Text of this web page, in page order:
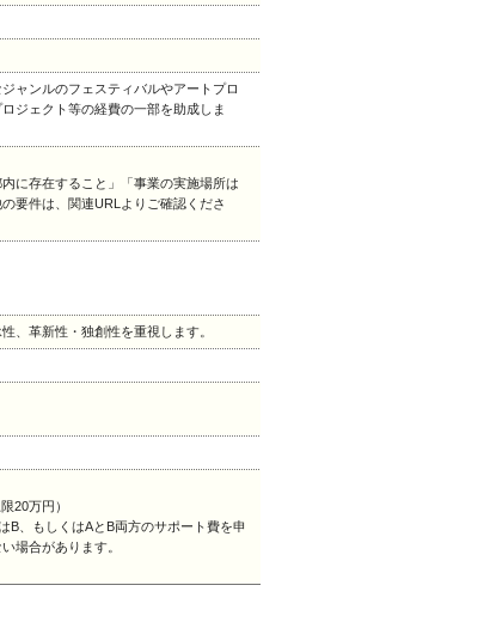
ャンルのフェスティバルやアートプロ
ジェクト等の経費の一部を助成しま
に存在すること」「事業の実施場所は
要件は、関連URLよりご確認くださ
、革新性・独創性を重視します。
20万円）
、もしくはAとB両方のサポート費を申
場合があります。